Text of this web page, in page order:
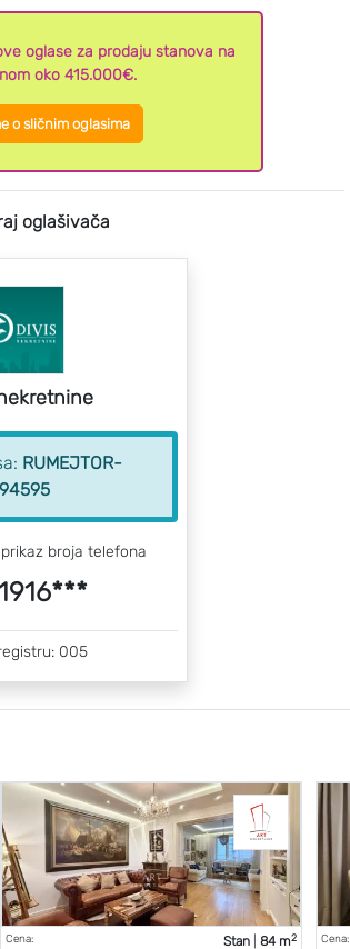
oglase za prodaju stanova na
oko 415.000€.
o sličnim oglasima
oglašivača
RUMEJTOR-
broja telefona
005
Cena: Stan| 84 m2 Cena: